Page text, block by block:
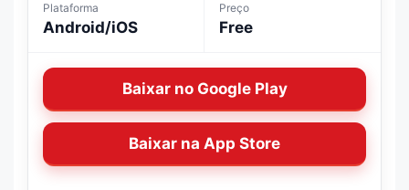
Plataforma
Android/iOS
Preço
Free
Baixar no Google Play
Baixar na App Store